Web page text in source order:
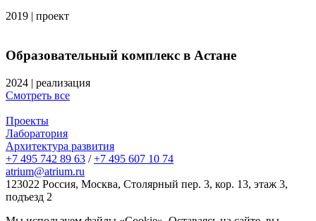
2019 | проект
Образовательный комплекс в Астане
2024 | реализация
Смотреть все
Проекты
Лаборатория
Архитектура развития
+7 495 742 89 63 / +7 495 607 10 74
atrium@atrium.ru
123022 Россия, Москва, Столярный пер. 3, кор. 13, этаж 3,
подъезд 2